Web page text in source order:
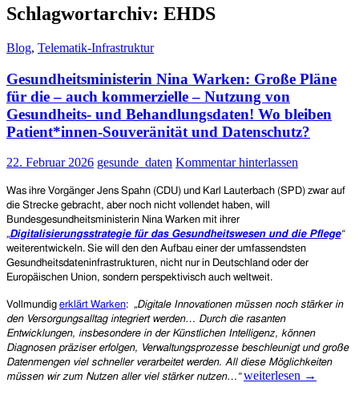
Schlagwortarchiv: EHDS
Blog, Telematik-Infrastruktur
Gesundheitsministerin Nina Warken: Große Pläne
für die – auch kommerzielle – Nutzung von
Gesundheits- und Behandlungsdaten! Wo bleiben
Patient*innen-Souveränität und Datenschutz?
22. Februar 2026 gesunde_daten Kommentar hinterlassen
Was ihre Vorgänger Jens Spahn (CDU) und Karl Lauterbach (SPD) zwar auf
die Strecke gebracht, aber noch nicht vollendet haben, will
Bundesgesundheitsministerin Nina Warken mit ihrer
„Digitalisierungsstrategie für das Gesundheitswesen und die Pflege“
weiterentwickeln. Sie will den den Aufbau einer der umfassendsten
Gesundheitsdateninfrastrukturen, nicht nur in Deutschland oder der
Europäischen Union, sondern perspektivisch auch weltweit.
Vollmundig erklärt Warken: „Digitale Innovationen müssen noch stärker in
den Versorgungsalltag integriert werden… Durch die rasanten
Entwicklungen, insbesondere in der Künstlichen Intelligenz, können
Diagnosen präziser erfolgen, Verwaltungsprozesse beschleunigt und große
Datenmengen viel schneller verarbeitet werden. All diese Möglichkeiten
müssen wir zum Nutzen aller viel stärker nutzen…“ Gesundheitsministerin
weiterlesen →